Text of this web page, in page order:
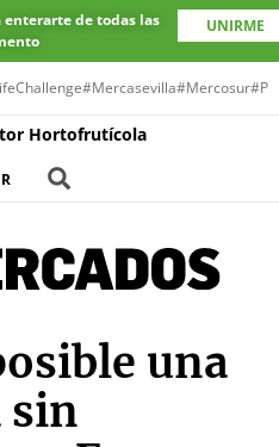
enterarte de todas las
UNIRME
#Mercasevilla#Mercosur
Hortofrutícola
una
sin